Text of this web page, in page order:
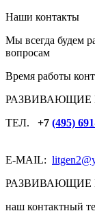
Наши контакты
Мы всегда будем
вопросам
Время работы
РАЗВИВАЮЩИЕ
ТЕЛ. +7 (495)
E-MAIL: litgen2
РАЗВИВАЮЩИЕ
наш контактный